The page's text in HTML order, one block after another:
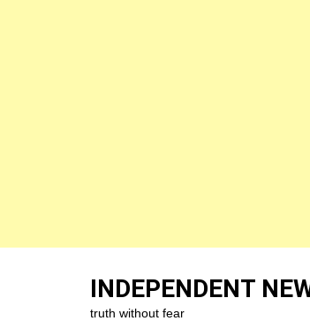
INDEPENDENT
truth without fear